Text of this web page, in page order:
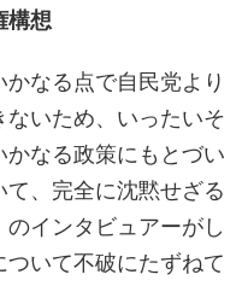
構想
なる点で自民党より
ないため、いったいそ
なる政策にもとづい
、完全に沈黙せざる
インタビュアーがし
いて不破にたずねて